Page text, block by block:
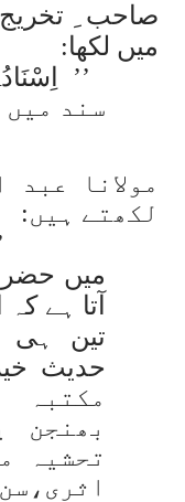
صاحب
میں لکھا:
’’
سند میں
مولانا
لکھتے ہیں:
میں
آتا ہے
تین ہی
مکتبہ
بھنجن
تحشیہ